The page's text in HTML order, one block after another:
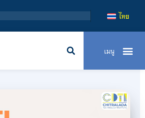
สถาบันเ
ไทย